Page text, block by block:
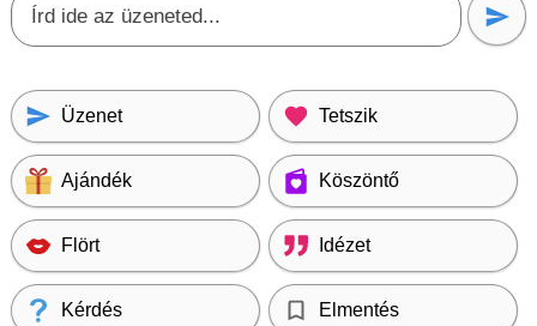
Üzenet Tetszik
Ajándék Köszöntő
Flört Idézet
Kérdés Elmentés